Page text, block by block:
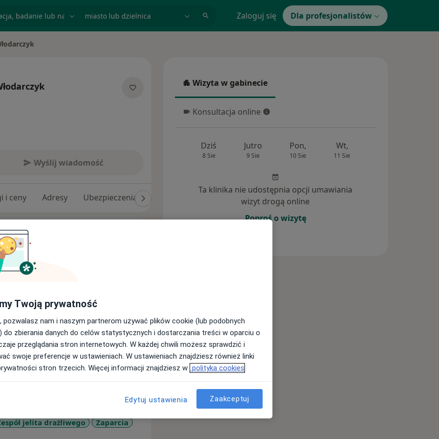
Zaloguj się Dla profesjonalistów
Wyślij wiadomość
i ceny Adresy Ubezpieczenia
Medycznego w Łodzi
Klinice Chorób Przewodu
nr 1 im. N. Barlickiego w
wyobrażałam sobie siebie w innej
się dość szybko, bo już od
w pracę naukową w Klinice.
wykorzystuje umiejętności
internistyczne i zabiegowe.
Również dlatego trzeba się cały
móc zaoferować swoim pacjentom
do:
jelita drażliwego Zaparcia
Wizyta w gabinecie
Wizyta w gabinecie
Konsultacja online
Konsultacja online
Dziś
8 Sie
Jutro
9 Sie
Pon,
10 Sie
Wt,
11 Sie
Ta klinika nie udostępnia opcji umawiania
wizyt drogą online
Poproś o wizytę
Twoją prywatność
pozwalasz nam i naszym partnerom używać plików cookie (lub podobnych
do zbierania danych do celów statystycznych i dostarczania treści w oparciu o
przeglądania stron internetowych. W każdej chwili możesz sprawdzić i
swoje preferencje w ustawieniach. W ustawieniach znajdziesz również linki
stron trzecich. Więcej informacji znajdziesz w polityka cookies
Edytuj ustawienia Zaakceptuj